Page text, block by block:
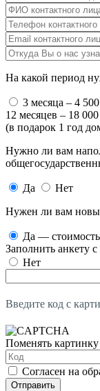
На какой период
3 месяца – 4
12 месяцев – 18
(в подарок 1 год
Нужно ли вам
Да
Нет
Нужен ли вам
Да —
Заполнить анкету
Нет
Введите код с
Поменять картинку
Согласен на
Отправить